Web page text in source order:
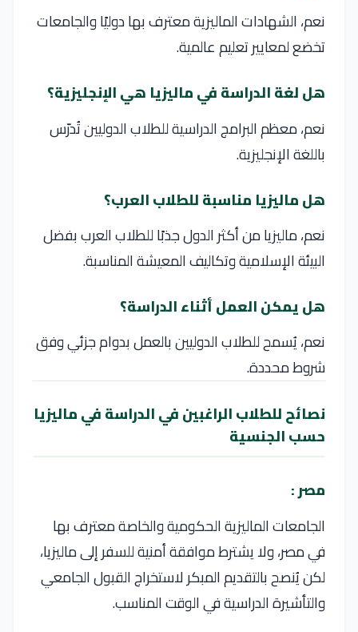
نعم، الشهادات الماليزية معترف بها دوليًا والجامعات
تخضع لمعايير تعليم عالمية.
هل لغة الدراسة في ماليزيا هي الإنجليزية؟
نعم، معظم البرامج الدراسية للطلاب الدوليين تُدرّس
باللغة الإنجليزية.
هل ماليزيا مناسبة للطلاب العرب؟
نعم، ماليزيا من أكثر الدول جذبًا للطلاب العرب بفضل
البيئة الإسلامية وتكاليف المعيشة المناسبة.
هل يمكن العمل أثناء الدراسة؟
نعم، يُسمح للطلاب الدوليين بالعمل بدوام جزئي وفق
شروط محددة.
نصائح للطلاب الراغبين في الدراسة في ماليزيا
حسب الجنسية
مصر :
الجامعات الماليزية الحكومية والخاصة معترف بها
في مصر، ولا يشترط موافقة أمنية للسفر إلى ماليزيا،
لكن يُنصح بالتقديم المبكر لاستخراج القبول الجامعي
والتأشيرة الدراسية في الوقت المناسب.